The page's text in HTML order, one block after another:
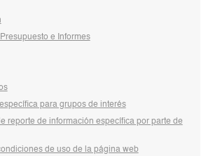
e Informes
para grupos de interés
reporte de información específica por parte de
de uso de la página web